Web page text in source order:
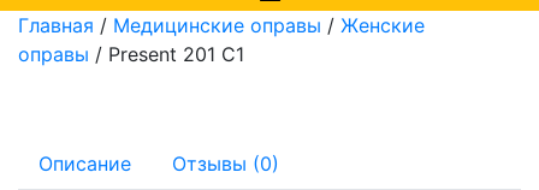
Главная / Медицинские оправы / Женские
оправы / Present 201 C1
Описание
Отзывы (0)